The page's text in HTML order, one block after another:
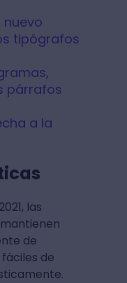
tipógrafos
párrafos
a la
las
de
de